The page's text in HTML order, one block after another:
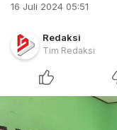
16 Juli 2024 05:51
Redaksi
Tim Redaksi